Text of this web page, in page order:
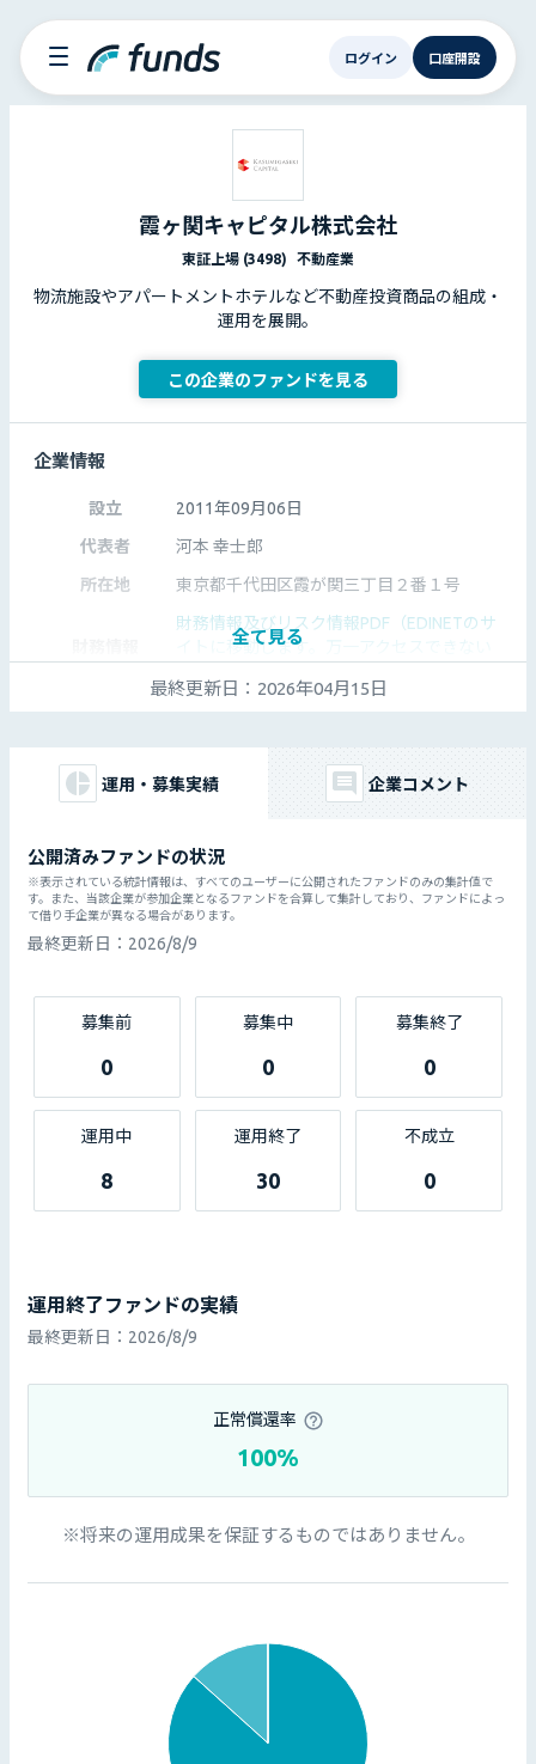
ログイン 口座開設
霞ヶ関キャピタル株式会社
東証上場 (3498) 不動産業
物流施設やアパートメントホテルなど不動産投資商品の組成・
運用を展開。
この企業のファンドを見る
全て見る
企業情報
設立
2011年09月06日
代表者
河本 幸士郎
所在地
東京都千代田区霞が関三丁目２番１号
財務情報及びリスク情報PDF（EDINETのサ
イトに移動します。万一アクセスできない
Webサイト
https://kasumigaseki.co.jp/
特記事項 特になし
最終更新日： 2026年04月15日
運用・募集実績 企業コメント
公開済みファンドの状況
※表示されている統計情報は、すべてのユーザーに公開されたファンドのみの集計値で
す。また、当該企業が参加企業となるファンドを合算して集計しており、ファンドによっ
て借り手企業が異なる場合があります。
最終更新日： 2026/8/9
募集前
0
募集中
0
募集終了
0
運用中
8
運用終了
30
不成立
0
運用終了ファンドの実績
最終更新日： 2026/8/9
正常償還率
100%
※将来の運用成果を保証するものではありません。